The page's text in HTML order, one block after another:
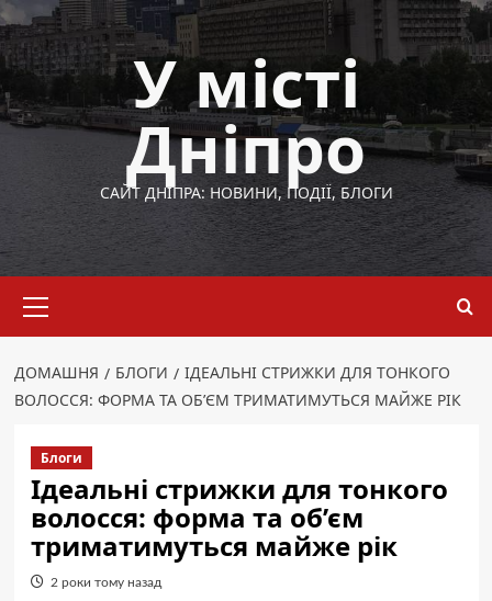
Перейти
до
вмісту
У місті
Дніпро
САЙТ ДНІПРА: НОВИНИ, ПОДІЇ, БЛОГИ
меню
ДОМАШНЯ БЛОГИ
ІДЕАЛЬНІ СТРИЖКИ ДЛЯ ТОНКОГО
ВОЛОССЯ: ФОРМА ТА ОБ’ЄМ ТРИМАТИМУТЬСЯ МАЙЖЕ РІК
Блоги
Ідеальні стрижки для тонкого
волосся: форма та об’єм
триматимуться майже рік
2 роки тому назад